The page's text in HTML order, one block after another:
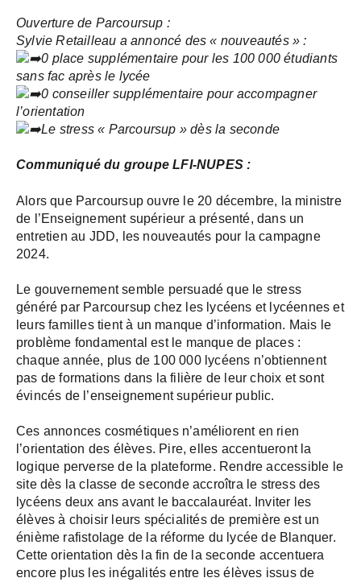
Ouverture de Parcoursup :
Sylvie Retailleau a annoncé des « nouveautés » :
0 place supplémentaire pour les 100 000 étudiants
sans fac après le lycée
0 conseiller supplémentaire pour accompagner
l’orientation
Le stress « Parcoursup » dès la seconde
Communiqué du groupe LFI-NUPES :
Alors que Parcoursup ouvre le 20 décembre, la ministre
de l’Enseignement supérieur a présenté, dans un
entretien au JDD, les nouveautés pour la campagne
2024.
Le gouvernement semble persuadé que le stress
généré par Parcoursup chez les lycéens et lycéennes et
leurs familles tient à un manque d’information. Mais le
problème fondamental est le manque de places :
chaque année, plus de 100 000 lycéens n’obtiennent
pas de formations dans la filière de leur choix et sont
évincés de l’enseignement supérieur public.
Ces annonces cosmétiques n’améliorent en rien
l’orientation des élèves. Pire, elles accentueront la
logique perverse de la plateforme. Rendre accessible le
site dès la classe de seconde accroîtra le stress des
lycéens deux ans avant le baccalauréat. Inviter les
élèves à choisir leurs spécialités de première est un
énième rafistolage de la réforme du lycée de Blanquer.
Cette orientation dès la fin de la seconde accentuera
encore plus les inégalités entre les élèves issus de